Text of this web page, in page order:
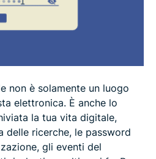
Google dopo la modifica
come modificare la tua
non è solamente un luogo
elettronica. È anche lo
la tua vita digitale,
delle ricerche, le password
gli eventi del